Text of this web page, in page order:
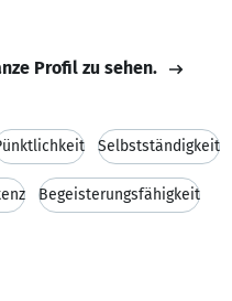
Profil zu sehen.
Selbstständigkeit
Begeisterungsfähigkeit